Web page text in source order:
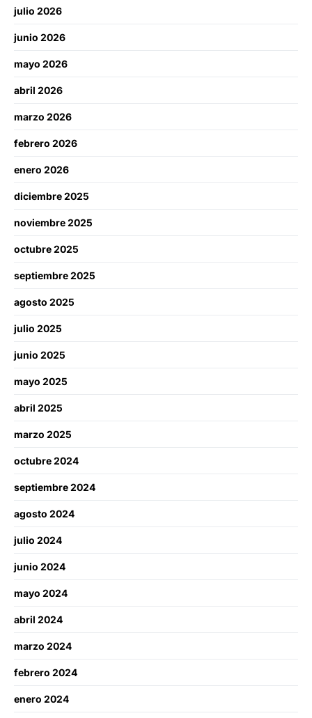
julio 2026
junio 2026
mayo 2026
abril 2026
marzo 2026
febrero 2026
enero 2026
diciembre 2025
noviembre 2025
octubre 2025
septiembre 2025
agosto 2025
julio 2025
junio 2025
mayo 2025
abril 2025
marzo 2025
octubre 2024
septiembre 2024
agosto 2024
julio 2024
junio 2024
mayo 2024
abril 2024
marzo 2024
febrero 2024
enero 2024